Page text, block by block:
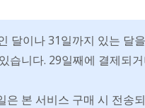
달이나 31일까지 있는 달
습니다. 29일째에 결제되
은 본 서비스 구매 시 전송